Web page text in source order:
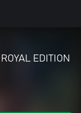
EDITION